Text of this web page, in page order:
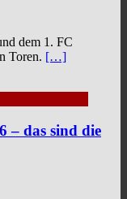
dem 1. FC
Toren. […]
– das sind die